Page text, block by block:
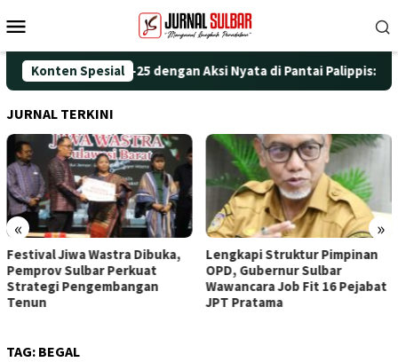
ke
Mobile
Konten Spesial
HUT ke-25 dengan Aksi Nyata di Pantai Palippis:
JURNAL TERKINI
« »
Festival Jiwa Wastra Dibuka,
Pemprov Sulbar Perkuat
Strategi Pengembangan
Tenun
Lengkapi Struktur Pimpinan
OPD, Gubernur Sulbar
Wawancara Job Fit 16 Pejabat
JPT Pratama
TAG: BEGAL